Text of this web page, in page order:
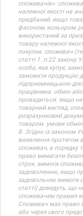
споживачів»:
належної якості на
придбаний, якщо
фасоном, кольором,
використаний за
товару належної
покупки. споживач
статті 1. п.22 закону
особа, яка купує,
замовити продукцію
підприємницькою
працівника. обмін
провадиться: якщо
товарний вигляд,
розрахунковий
товаром. умови
8. Згідно із законом
виявлення протягом
споживач, в порядку
право вимагати
строк. вимоги
задоволенню, якщо
задовольняє вимоги
статті) доведуть, що
споживачем правил
Споживач має право
або через свого